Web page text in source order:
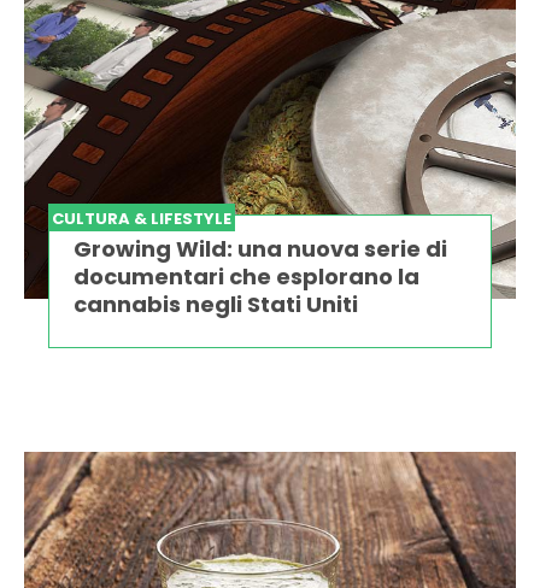
CULTURA & LIFESTYLE
Growing Wild: una nuova serie di
documentari che esplorano la
cannabis negli Stati Uniti